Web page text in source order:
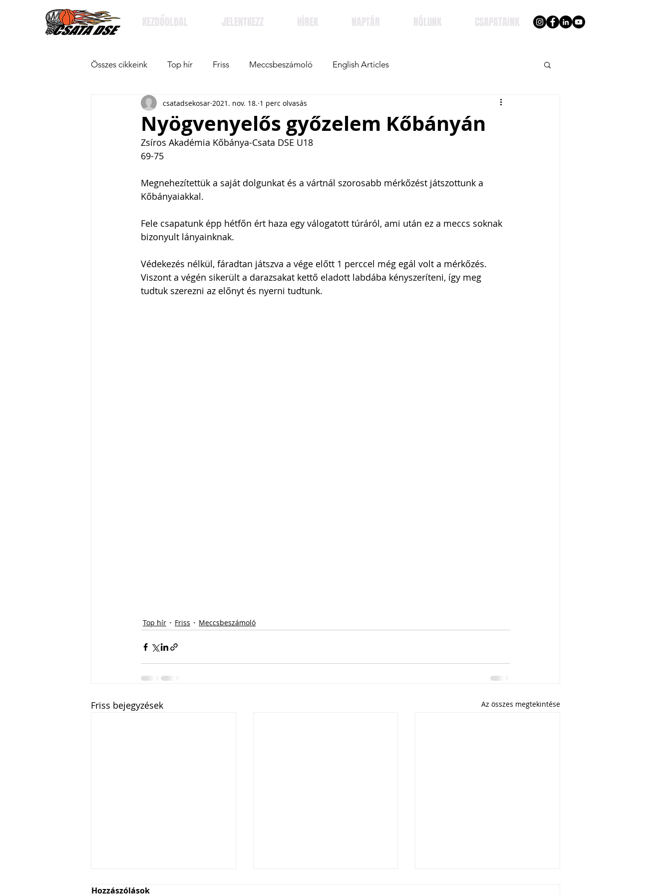
KEZDŐOLDAL JELENTKEZZ HÍREK NAPTÁR RÓLUNK CSAPATAINK
Összes cikkeink Top hír Friss Meccsbeszámoló English Articles
Nyögvenyelős győzelem Kőbányán
csatadsekosar 2021. nov. 18. 1 perc olvasás
Zsíros Akadémia Kőbánya-Csata DSE U18
69-75
Megnehezítettük a saját dolgunkat és a vártnál szorosabb mérkőzést játszottunk a
Kőbányaiakkal.
Fele csapatunk épp hétfőn ért haza egy válogatott túráról, ami után ez a meccs soknak
bizonyult lányainknak.
Védekezés nélkül, fáradtan játszva a vége előtt 1 perccel még egál volt a mérkőzés.
Viszont a végén sikerült a darazsakat kettő eladott labdába kényszeríteni, így meg
tudtuk szerezni az előnyt és nyerni tudtunk.
Top hír Friss Meccsbeszámoló
Friss bejegyzések Az összes megtekintése
Hozzászólások